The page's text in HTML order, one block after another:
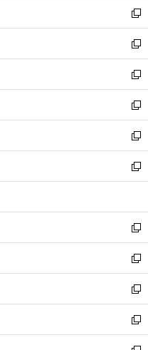
く
で
開
く
ド
ウ
で
開
く
ィ
ン
ド
ウ
で
開
く
い
ウ
ィ
ン
ド
ウ
で
開
く
新
し
い
ウ
ィ
ン
ド
ウ
で
開
く
新
し
い
ウ
ィ
ン
ド
ウ
で
開
新
し
い
ウ
ィ
ン
ド
ウ
開
く
新
し
い
ウ
ィ
ン
ウ
で
開
く
新
し
い
ウ
ン
ド
ウ
で
開
く
新
し
ウ
ィ
ン
ド
ウ
で
開
く
新
し
い
ウ
ィ
ン
ド
ウ
新
し
い
ウ
ィ
ン
新
し
い
ウ
新
し